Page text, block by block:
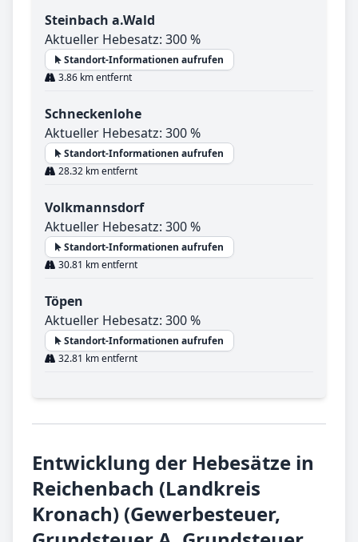
Steinbach a.Wald
Aktueller Hebesatz: 300 %
Standort-Informationen aufrufen
3.86 km entfernt
Schneckenlohe
Aktueller Hebesatz: 300 %
Standort-Informationen aufrufen
28.32 km entfernt
Volkmannsdorf
Aktueller Hebesatz: 300 %
Standort-Informationen aufrufen
30.81 km entfernt
Töpen
Aktueller Hebesatz: 300 %
Standort-Informationen aufrufen
32.81 km entfernt
Entwicklung der Hebesätze in
Reichenbach (Landkreis
Kronach) (Gewerbesteuer,